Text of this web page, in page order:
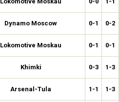
Dynamo Moscow 0-1 0-2
Lokomotive Moskau 0-1 0-1
Khimki 0-3 1-3
Arsenal-Tula 1-1 1-3